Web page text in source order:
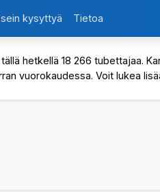
kysyttyä Tietoa
hetkellä 18 266 tubettajaa.
vuorokaudessa. Voit lukea